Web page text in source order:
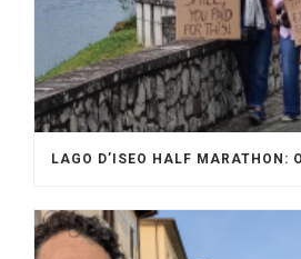
LAGO D’ISEO HALF MARATHON: